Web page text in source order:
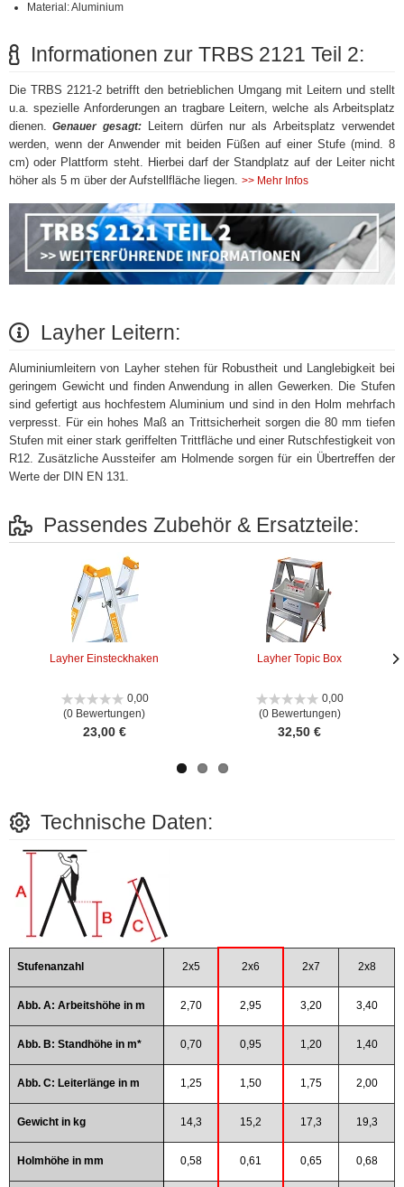
Material: Aluminium
Informationen zur TRBS 2121 Teil 2:
Die TRBS 2121-2 betrifft den betrieblichen Umgang mit Leitern und stellt
u.a. spezielle Anforderungen an tragbare Leitern, welche als Arbeitsplatz
dienen. Genauer gesagt:Leitern dürfen nur als Arbeitsplatz verwendet
werden, wenn der Anwender mit beiden Füßen auf einer Stufe (mind. 8
cm) oder Plattform steht. Hierbei darf der Standplatz auf der Leiter nicht
höher als 5 m über der Aufstellfläche liegen. >> Mehr Infos
Layher Leitern:
Aluminiumleitern von Layher stehen für Robustheit und Langlebigkeit bei
geringem Gewicht und finden Anwendung in allen Gewerken. Die Stufen
sind gefertigt aus hochfestem Aluminium und sind in den Holm mehrfach
verpresst. Für ein hohes Maß an Trittsicherheit sorgen die 80 mm tiefen
Stufen mit einer stark geriffelten Trittfläche und einer Rutschfestigkeit von
R12. Zusätzliche Aussteifer am Holmende sorgen für ein Übertreffen der
Werte der DIN EN 131.
Passendes Zubehör & Ersatzteile:
Layher Einsteckhaken
0,00
(0 Bewertungen)
23,00 €
Layher Topic Box
0,00
(0 Bewertungen)
32,50 €
Technische Daten:
Stufenanzahl 2x5 2x6 2x7 2x8
Abb. A: Arbeitshöhe in m 2,70 2,95 3,20 3,40
Abb. B: Standhöhe in m* 0,70 0,95 1,20 1,40
Abb. C: Leiterlänge in m 1,25 1,50 1,75 2,00
Gewicht in kg 14,3 15,2 17,3 19,3
Holmhöhe in mm 0,58 0,61 0,65 0,68